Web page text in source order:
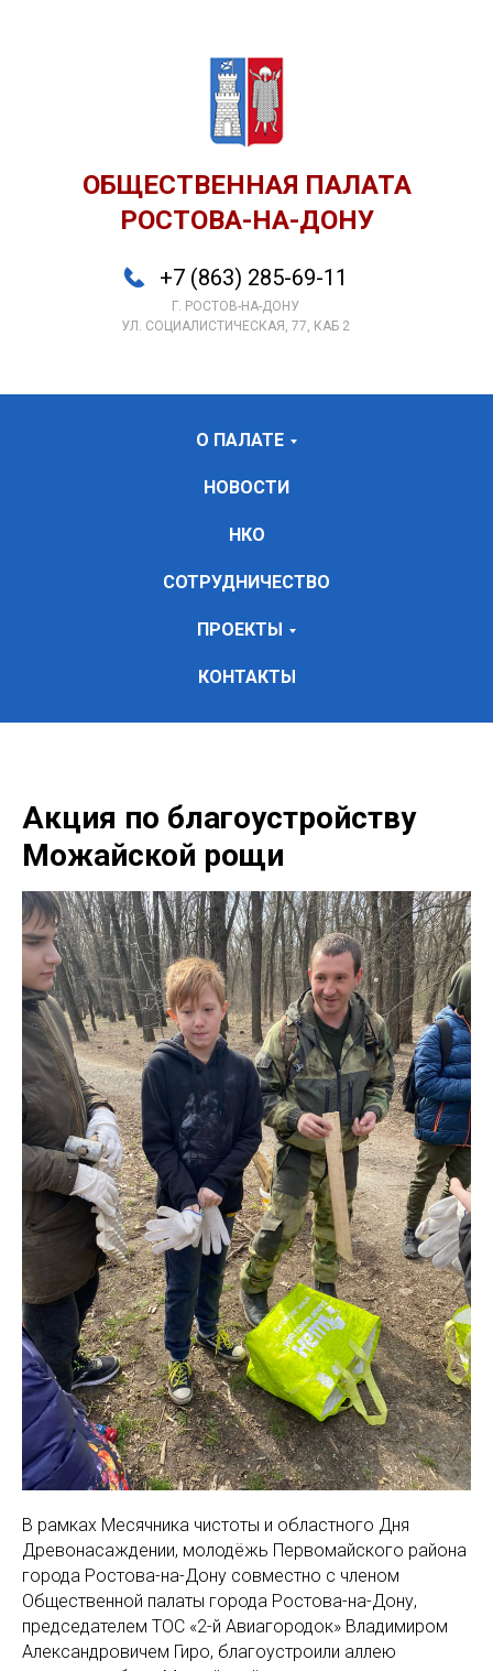
ОБЩЕСТВЕННАЯ ПАЛАТА
РОСТОВА-НА-ДОНУ
+7 (863) 285-69-11
Г. РОСТОВ-НА-ДОНУ
УЛ. СОЦИАЛИСТИЧЕСКАЯ, 77, КАБ 2
О ПАЛАТЕ
НОВОСТИ
НКО
СОТРУДНИЧЕСТВО
ПРОЕКТЫ
КОНТАКТЫ
Акция по благоустройству
Можайской рощи
В рамках Месячника чистоты и областного Дня
Древонасаждении, молодёжь Первомайского района
города Ростова-на-Дону совместно с членом
Общественной палаты города Ростова-на-Дону,
председателем ТОС «2-й Авиагородок» Владимиром
Александровичем Гиро, благоустроили аллею